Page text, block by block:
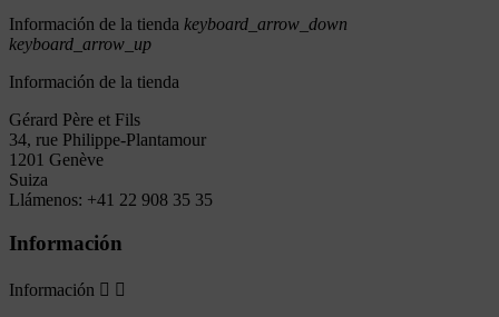
Información de la tienda keyboard_arrow_down
keyboard_arrow_up
Información de la tienda
Gérard Père et Fils
34, rue Philippe-Plantamour
1201 Genève
Suiza
Llámenos: +41 22 908 35 35
Información
Información  